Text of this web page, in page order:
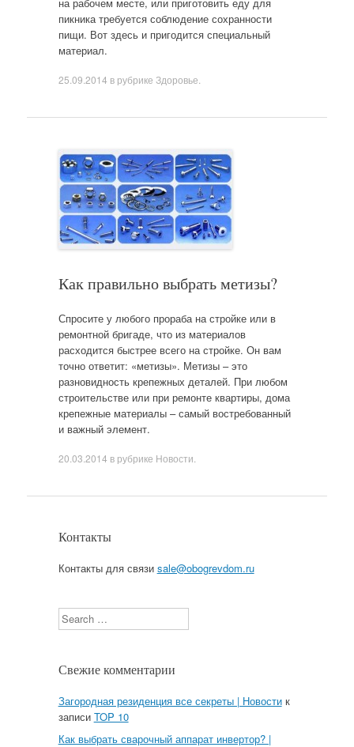
пикника требуется соблюдение сохранности
пищи. Вот здесь и пригодится специальный
материал.
25.09.2014 в рубрике Здоровье
Как правильно выбрать метизы?
Спросите у любого прораба на стройке или в
ремонтной бригаде, что из материалов
расходится быстрее всего на стройке. Он вам
точно ответит: «метизы». Метизы – это
разновидность крепежных деталей. При любом
строительстве или при ремонте квартиры, дома
крепежные материалы – самый востребованный
и важный элемент.
20.03.2014 в рубрике Новости
Контакты
Контакты для связи sale@obogrevdom.ru
Search
Свежие комментарии
Загородная резиденция все секреты | Новостик
записи TOP 10
Как выбрать сварочный аппарат инвертор? |